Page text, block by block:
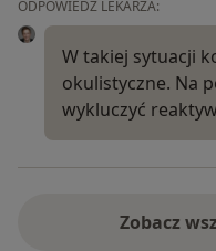
ODPOWIEDŹ LEKARZA:
W takiej sytuacji
okulistyczne. Na
wykluczyć
Zobacz